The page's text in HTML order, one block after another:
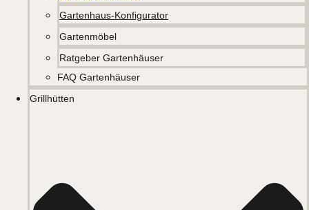
Gartenhaus-Konfigurator
Gartenmöbel
Ratgeber Gartenhäuser
FAQ Gartenhäuser
Grillhütten